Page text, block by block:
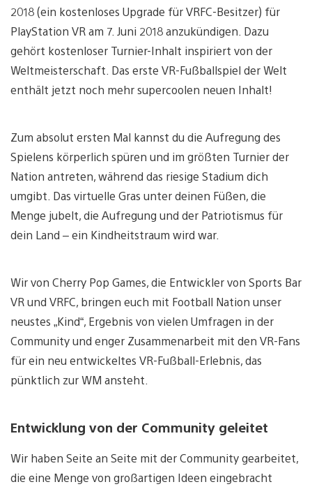
2018 (ein kostenloses Upgrade für VRFC-Besitzer) für
PlayStation VR am 7. Juni 2018 anzukündigen. Dazu
gehört kostenloser Turnier-Inhalt inspiriert von der
Weltmeisterschaft. Das erste VR-Fußballspiel der Welt
enthält jetzt noch mehr supercoolen neuen Inhalt!
Zum absolut ersten Mal kannst du die Aufregung des
Spielens körperlich spüren und im größten Turnier der
Nation antreten, während das riesige Stadium dich
umgibt. Das virtuelle Gras unter deinen Füßen, die
Menge jubelt, die Aufregung und der Patriotismus für
dein Land – ein Kindheitstraum wird war.
Wir von Cherry Pop Games, die Entwickler von Sports Bar
VR und VRFC, bringen euch mit Football Nation unser
neustes „Kind“, Ergebnis von vielen Umfragen in der
Community und enger Zusammenarbeit mit den VR-Fans
für ein neu entwickeltes VR-Fußball-Erlebnis, das
pünktlich zur WM ansteht.
Entwicklung von der Community geleitet
Wir haben Seite an Seite mit der Community gearbeitet,
die eine Menge von großartigen Ideen eingebracht